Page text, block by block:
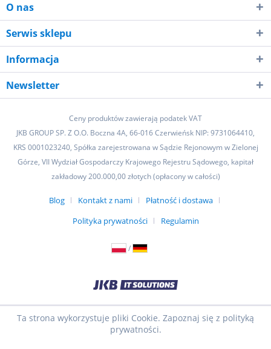
O nas
Serwis sklepu
Informacja
Newsletter
Ceny produktów zawierają podatek VAT
JKB GROUP SP. Z O.O. Boczna 4A, 66-016 Czerwieńsk NIP: 9731064410,
KRS 0001023240, Spółka zarejestrowana w Sądzie Rejonowym w Zielonej
Górze, VII Wydział Gospodarczy Krajowego Rejestru Sądowego, kapitał
zakładowy 200.000,00 złotych (opłacony w całości)
Blog Kontakt z nami
Płatność i dostawa
Polityka prywatności
Regulamin
/
Ta strona wykorzystuje pliki Cookie. Zapoznaj się z polityką
prywatności.